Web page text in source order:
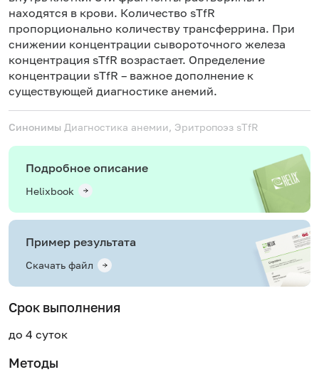
находятся в крови. Количество sTfR
пропорционально количеству трансферрина. При
снижении концентрации сывороточного железа
концентрация sTfR возрастает. Определение
концентрации sTfR – важное дополнение к
существующей диагностике анемий.
Синонимы Диагностика анемии, Эритропоэз sTfR
Подробное описание
Helixbook
Пример результата
Скачать файл
Срок выполнения
до 4 суток
Методы